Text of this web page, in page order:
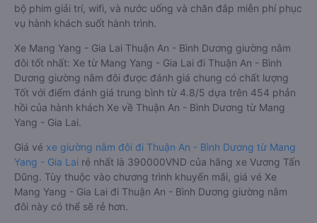
bộ phim giải trí, wifi, và nước uống và chăn đắp miễn phí phục
vụ hành khách suốt hành trình.
Xe Mang Yang - Gia Lai Thuận An - Bình Dương giường nằm
đôi tốt nhất: Xe từ Mang Yang - Gia Lai đi Thuận An - Bình
Dương giường nằm đôi được đánh giá chung có chất lượng
Tốt với điểm đánh giá trung bình từ 4.8/5 dựa trên 454 phản
hồi của hành khách Xe về Thuận An - Bình Dương từ Mang
Yang - Gia Lai.
Giá vé xe giường nằm đôi đi Thuận An - Bình Dương từ Mang
Yang - Gia Lai rẻ nhất là 390000VND của hãng xe Vương Tấn
Dũng. Tùy thuộc vào chương trình khuyến mãi, giá vé Xe
Mang Yang - Gia Lai đi Thuận An - Bình Dương giường nằm
đôi này có thể sẽ rẻ hơn.